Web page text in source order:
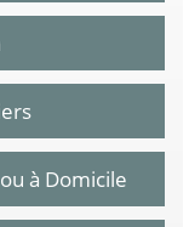
à Domicile